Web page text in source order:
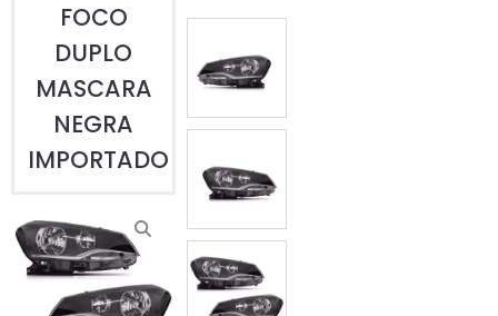
FOCO
DUPLO
MASCARA
NEGRA
IMPORTADO
ESQUERDO (MOTORISTA)
DIREITO (PASSAGEIRO)
PAR